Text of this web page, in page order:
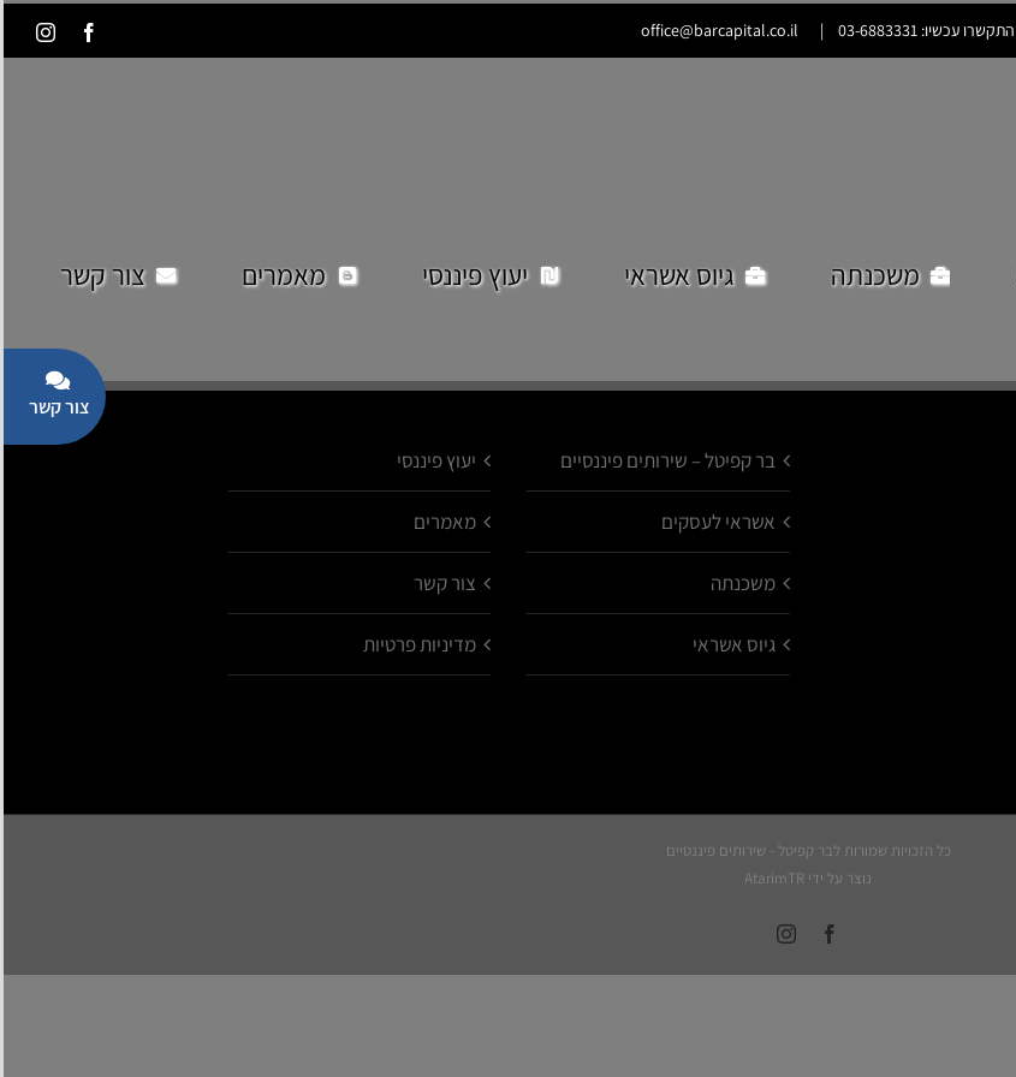
התקשרו עכשיו: 03-6883331 |
office@barcapital.co.il
Facebook
משכנתה גיוס אשראי יעוץ פיננסי מאמרים צור קשר
בר קפיטל – שירותים פיננסיים
אשראי לעסקים
משכנתה
גיוס אשראי
יעוץ פיננסי
מאמרים
צור קשר
מדיניות פרטיות
כל הזכויות שמורות לבר קפיטל - שירותים פיננסיים
נוצר על ידי AtarimTR
Facebook
Instagram